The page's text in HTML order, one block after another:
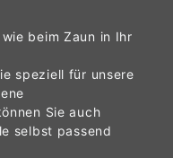
beim Zaun in Ihr
speziell für unsere
Sie auch
selbst passend